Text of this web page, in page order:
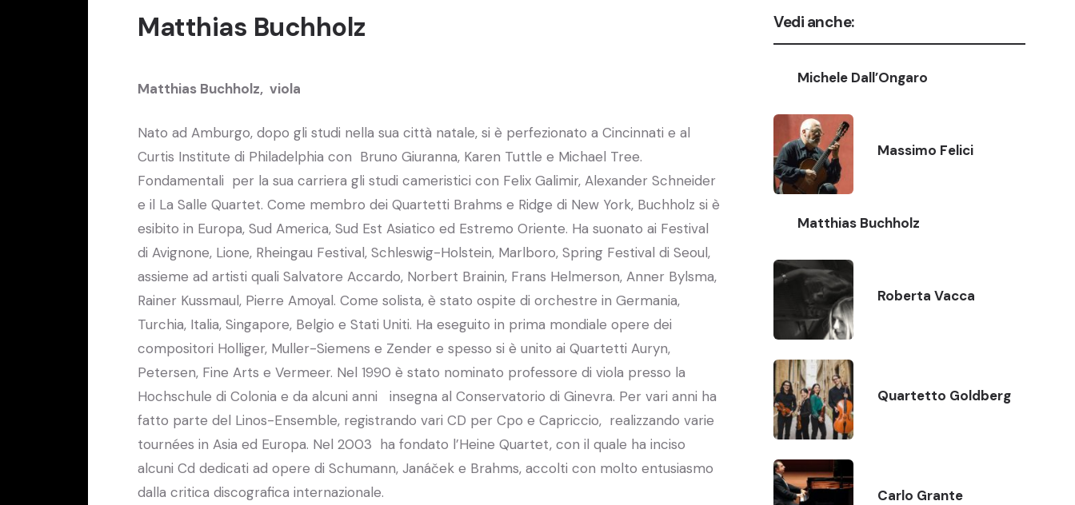
Matthias Buchholz
Matthias Buchholz, viola
Nato ad Amburgo, dopo gli studi nella sua città natale, si è perfezionato a Cincinnati e al
Curtis Institute di Philadelphia con Bruno Giuranna, Karen Tuttle e Michael Tree.
Fondamentali per la sua carriera gli studi cameristici con Felix Galimir, Alexander Schneider
e il La Salle Quartet. Come membro dei Quartetti Brahms e Ridge di New York, Buchholz si è
esibito in Europa, Sud America, Sud Est Asiatico ed Estremo Oriente. Ha suonato ai Festival
di Avignone, Lione, Rheingau Festival, Schleswig-Holstein, Marlboro, Spring Festival di Seoul,
assieme ad artisti quali Salvatore Accardo, Norbert Brainin, Frans Helmerson, Anner Bylsma,
Rainer Kussmaul, Pierre Amoyal. Come solista, è stato ospite di orchestre in Germania,
Turchia, Italia, Singapore, Belgio e Stati Uniti. Ha eseguito in prima mondiale opere dei
compositori Holliger, Muller-Siemens e Zender e spesso si è unito ai Quartetti Auryn,
Petersen, Fine Arts e Vermeer. Nel 1990 è stato nominato professore di viola presso la
Hochschule di Colonia e da alcuni anni insegna al Conservatorio di Ginevra. Per vari anni ha
fatto parte del Linos-Ensemble, registrando vari CD per Cpo e Capriccio, realizzando varie
tournées in Asia ed Europa. Nel 2003 ha fondato l’Heine Quartet, con il quale ha inciso
alcuni Cd dedicati ad opere di Schumann, Janáček e Brahms, accolti con molto entusiasmo
dalla critica discografica internazionale.
Vedi anche:
Michele Dall’Ongaro
Massimo Felici
Matthias Buchholz
Roberta Vacca
Quartetto Goldberg
Carlo Grante